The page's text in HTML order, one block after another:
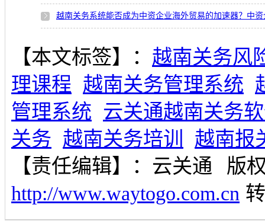
【本文标签】： 越南关务风
理课程 越南关务管理系统
管理系统 云关通越南关务
关务 越南关务培训
越南报
【责任编辑】： 云关通
版
http://www.waytogo.com.cn